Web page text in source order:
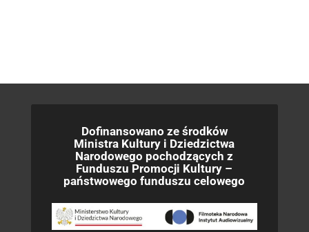
Dofinansowano ze środków
Ministra Kultury i Dziedzictwa
Narodowego pochodzących z
Funduszu Promocji Kultury –
państwowego funduszu celowego